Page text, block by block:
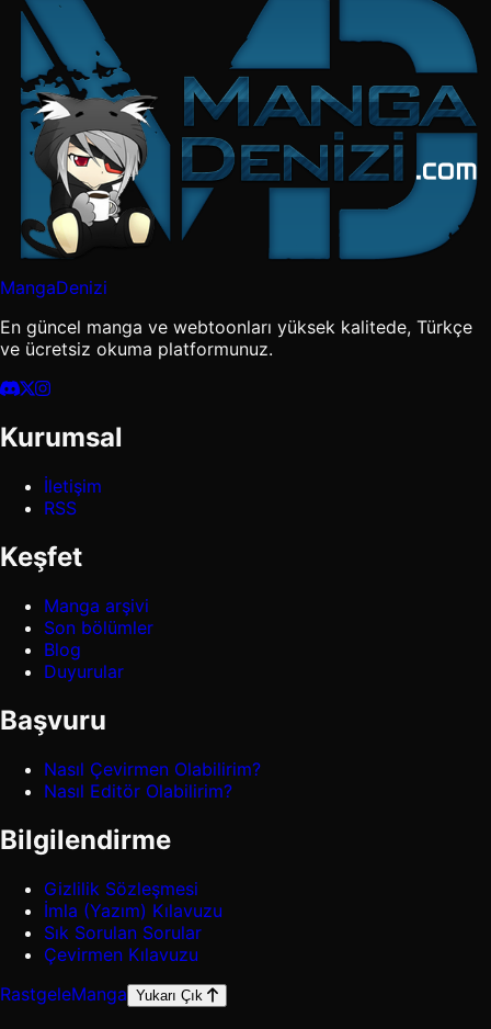
MangaDenizi
En güncel manga ve webtoonları yüksek kalitede, Türkçe
ve ücretsiz okuma platformunuz.
Kurumsal
İletişim
RSS
Keşfet
Manga arşivi
Son bölümler
Blog
Duyurular
Başvuru
Nasıl Çevirmen Olabilirim?
Nasıl Editör Olabilirim?
Bilgilendirme
Gizlilik Sözleşmesi
İmla (Yazım) Kılavuzu
Sık Sorulan Sorular
Çevirmen Kılavuzu
RastgeleManga Yukarı Çık